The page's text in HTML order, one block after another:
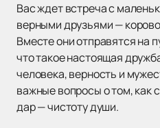
Вас ждет встреча с
верными друзьями —
Вместе они отправятся на
что такое настоящая
человека, верность и
важные вопросы о том, как
дар — чистоту души.